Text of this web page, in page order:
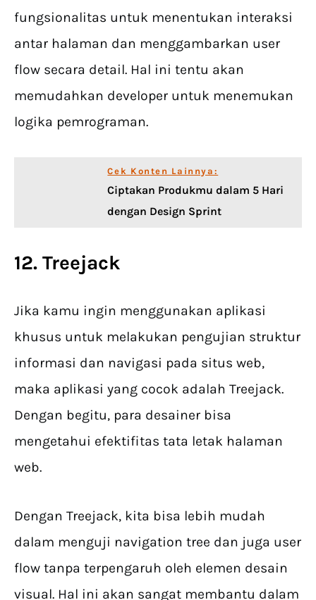
fungsionalitas untuk menentukan interaksi
antar halaman dan menggambarkan user
flow secara detail. Hal ini tentu akan
memudahkan developer untuk menemukan
logika pemrograman.
Cek Konten Lainnya:
Ciptakan Produkmu dalam 5 Hari
dengan Design Sprint
12. Treejack
Jika kamu ingin menggunakan aplikasi
khusus untuk melakukan pengujian struktur
informasi dan navigasi pada situs web,
maka aplikasi yang cocok adalah Treejack.
Dengan begitu, para desainer bisa
mengetahui efektifitas tata letak halaman
web.
Dengan Treejack, kita bisa lebih mudah
dalam menguji navigation tree dan juga user
flow tanpa terpengaruh oleh elemen desain
visual. Hal ini akan sangat membantu dalam